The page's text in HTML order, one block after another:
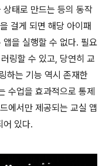
태로 만드는 등의 동작
걸게 되면 해당 아이패
을 실행할 수 없다. 필요
링할 수 있고, 당연히 교
하는 기능 역시 존재한
수업을 효과적으로 통제
에서만 제공되는 교실 앱
어 있다.